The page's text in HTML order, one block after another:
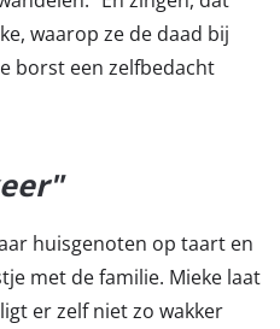
waarop ze de daad bij
borst een zelfbedacht
huisgenoten op taart en
met de familie. Mieke laat
er zelf niet zo wakker